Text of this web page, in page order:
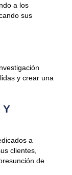
a los
sus
y crear una
Y
a
clientes,
de